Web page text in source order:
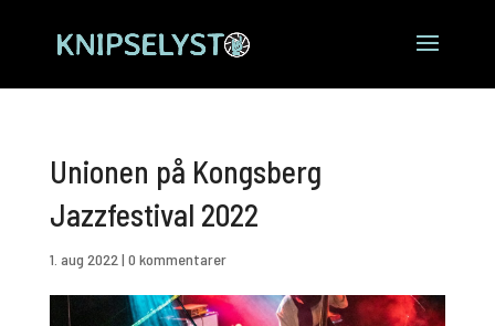
Unionen på Kongsberg
Jazzfestival 2022
1. aug 2022 | 0 kommentarer